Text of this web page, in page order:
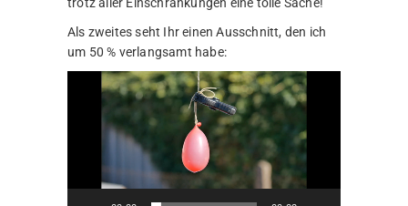
Als zweites seht Ihr einen Ausschnitt, den ich
um 50 % verlangsamt habe:
Video-
Player